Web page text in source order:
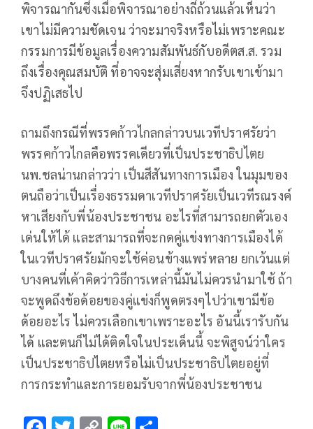
พิจารณากันซึ่งเมื่อพิจารณาอย่างถี่ถ้วนแล้วเห็นว่า
เขาไม่มีความชัดเจน ว่าจะมาจริงหรือไม่เพราะคณะ
กรรมการมีข้อมูลเรื่องความสัมพันธ์กับอดีตส.ส. รวม
ถึงเรื่องคุณสมบัติ ที่อาจจะสุ่มเสี่ยงหากรับเขาเข้ามา
จึงปฏิเสธไป
ถามถึงกรณีที่พรรคก้าวไกลกล่าวบนเวทีปราศรัยว่า
พรรคก้าวไกลคือพรรคเดียวที่เป็นประชาธิปไตย
นพ.ชลน่านกล่าวว่า เป็นสีสันทางการเมือง ในมุมของ
ตนถือว่าเป็นเรื่องธรรมดาเวทีปราศรัยเป็นเวทีรณรงค์
หาเสียงกับพี่น้องประชาชน อะไรที่สามารถยกตัวเอง
เด่นให้ได้ และสามารถที่จะกดคู่แข่งทางการเมืองได้
ในเวทีปราศรัยมักจะใช้ค่อนข้างแพร่หลาย ยกเว้นแต่
บางคนที่เค้าคิดว่าวิธีการเหล่านี้มันไม่ควรนำมาใช้ ถ้า
จะพูดถึงข้อด้อยของคู่แข่งก็พูดตรงๆไปว่าเขามีข้อ
ด้อยอะไร ไม่ควรเลือกเขาเพราะอะไร อันนี้เรารับกัน
ได้ และตนก็ไม่ได้ติดใจในประเด็นนี้ จะพิสูจน์ว่าใคร
เป็นประชาธิปไตยหรือไม่เป็นประชาธิปไตยอยู่ที่
การกระทำและการยอมรับจากพี่น้องประชาชน